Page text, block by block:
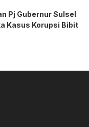
Pj Gubernur Sulsel
Kasus Korupsi Bibit